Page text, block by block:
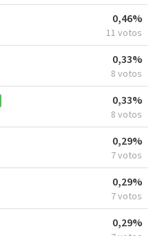
0,46%
11 votos
0,33%
8 votos
0,33%
8 votos
0,29%
7 votos
0,29%
7 votos
0,29%